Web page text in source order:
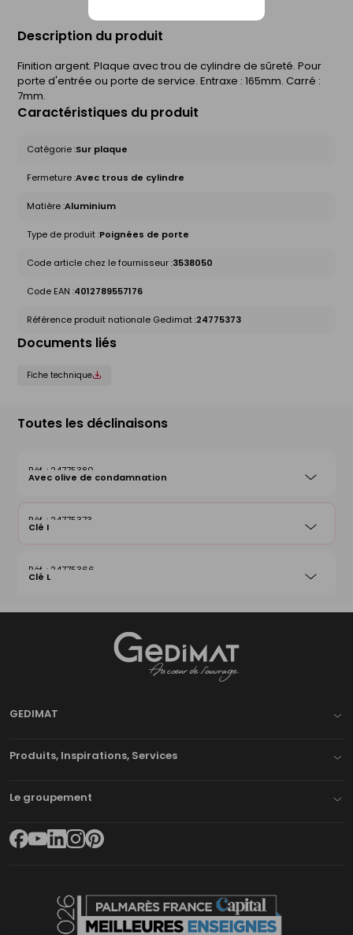
Description du produit
Finition argent. Plaque avec trou de cylindre de sûreté. Pour
porte d'entrée ou porte de service. Entraxe : 165mm. Carré :
7mm.
Caractéristiques du produit
Catégorie :Sur plaque
Fermeture :Avec trous de cylindre
Matière :Aluminium
Type de produit :Poignées de porte
Code article chez le fournisseur :3538050
Code EAN :4012789557176
Référence produit nationale Gedimat :24775373
Documents liés
Fiche technique
Toutes les déclinaisons
24775380
Avec olive de condamnation
24775373
Clé I
24775366
Clé L
GEDIMAT
Produits, Inspirations, Services
Le groupement